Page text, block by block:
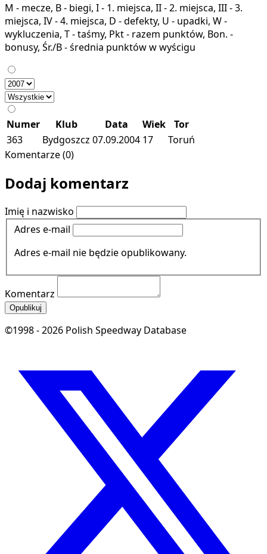
M - mecze, B - biegi, I - 1. miejsca, II - 2. miejsca, III - 3.
miejsca, IV - 4. miejsca, D - defekty, U - upadki, W -
wykluczenia, T - taśmy, Pkt - razem punktów, Bon. -
bonusy, Śr./B - średnia punktów w wyścigu
Numer Klub Data Wiek
Tor
363
Bydgoszcz 07.09.2004 17
Toruń
Komentarze (0)
Dodaj komentarz
Imię i nazwisko
Adres e-mail
Adres e-mail nie będzie opublikowany.
Komentarz
Opublikuj
©1998 - 2026 Polish Speedway Database